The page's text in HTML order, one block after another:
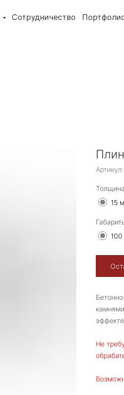
Сотрудничество
Артикул:
Толщина
15
Не